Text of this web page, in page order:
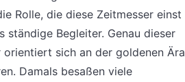
Rolle, die diese Zeitmesser einst
ständige Begleiter. Genau dieser
sich an der goldenen Ära
Damals besaßen viele